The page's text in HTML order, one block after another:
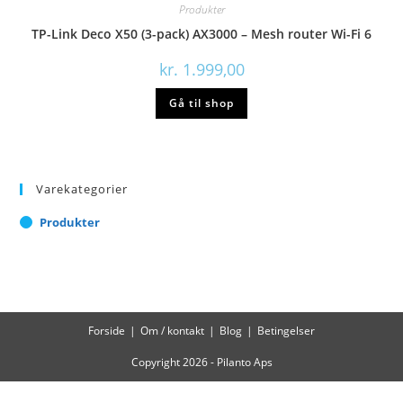
Produkter
TP-Link Deco X50 (3-pack) AX3000 – Mesh router Wi-Fi 6
kr. 1.999,00
Gå til shop
Varekategorier
Produkter
Forside Om / kontakt Blog Betingelser
Copyright 2026 - Pilanto Aps